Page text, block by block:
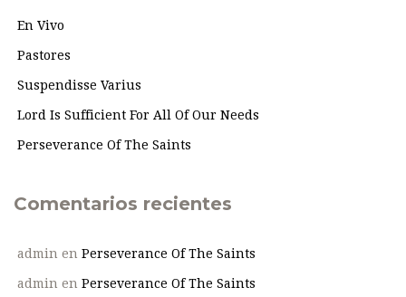
En Vivo
Pastores
Suspendisse Varius
Lord Is Sufficient For All Of Our Needs
Perseverance Of The Saints
Comentarios recientes
admin en Perseverance Of The Saints
admin en Perseverance Of The Saints